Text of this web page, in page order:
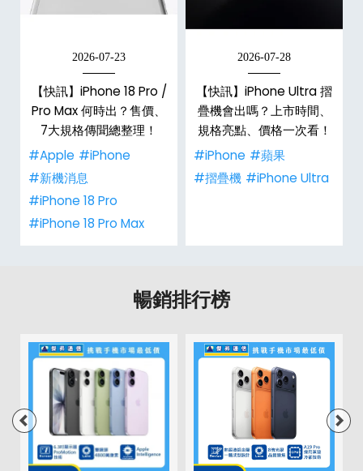
2026-07-23
【快訊】iPhone 18 Pro /
Pro Max 何時出？售價、
7大規格傳聞總整理！
#Apple #iPhone
#新機消息
#iPhone 18 Pro
#iPhone 18 Pro Max
2026-07-28
【快訊】iPhone Ultra 摺
疊機會出嗎？上市時間、
規格亮點、價格一次看！
#iPhone #蘋果
#摺疊機 #iPhone Ultra
暢銷排行榜